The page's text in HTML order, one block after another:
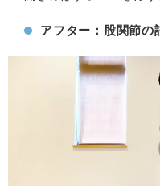
アフター：股関節の